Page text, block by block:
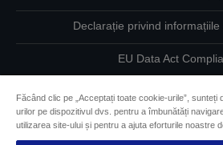
Declarație privind informațiile
EU Data Act
Informaţii despre
Făcând clic pe „Acceptați toate cookie-urile”,
urilor pe dispozitivul dvs. pentru a îmbunătăți
utilizarea site-ului și pentru a ajuta eforturile noastre